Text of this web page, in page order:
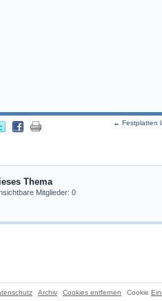
← Festplatten
Thema
Mitglieder: 0
Archiv Cookies entfernen Cookie